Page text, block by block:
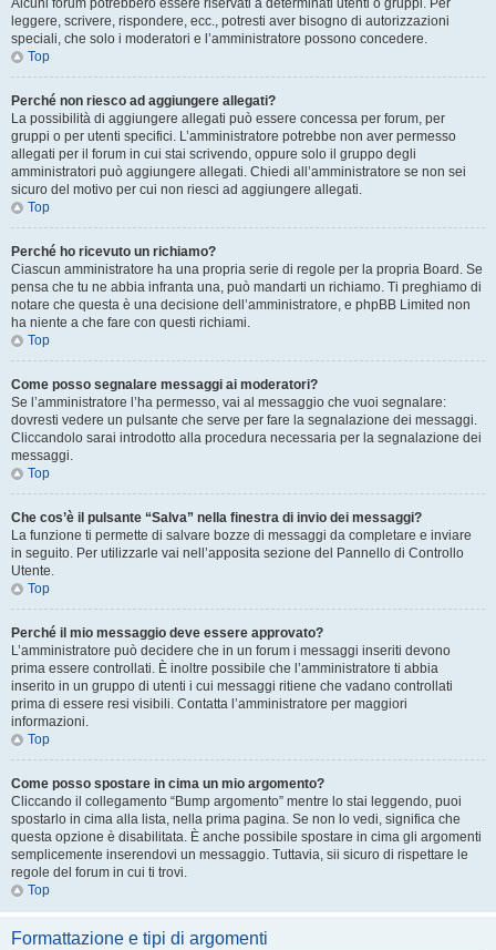
Alcuni forum potrebbero essere riservati a determinati utenti o gruppi. Per
leggere, scrivere, rispondere, ecc., potresti aver bisogno di autorizzazioni
speciali, che solo i moderatori e l’amministratore possono concedere.
Top
Perché non riesco ad aggiungere allegati?
La possibilità di aggiungere allegati può essere concessa per forum, per
gruppi o per utenti specifici. L’amministratore potrebbe non aver permesso
allegati per il forum in cui stai scrivendo, oppure solo il gruppo degli
amministratori può aggiungere allegati. Chiedi all’amministratore se non sei
sicuro del motivo per cui non riesci ad aggiungere allegati.
Top
Perché ho ricevuto un richiamo?
Ciascun amministratore ha una propria serie di regole per la propria Board. Se
pensa che tu ne abbia infranta una, può mandarti un richiamo. Ti preghiamo di
notare che questa è una decisione dell’amministratore, e phpBB Limited non
ha niente a che fare con questi richiami.
Top
Come posso segnalare messaggi ai moderatori?
Se l’amministratore l’ha permesso, vai al messaggio che vuoi segnalare:
dovresti vedere un pulsante che serve per fare la segnalazione dei messaggi.
Cliccandolo sarai introdotto alla procedura necessaria per la segnalazione dei
messaggi.
Top
Che cos’è il pulsante “Salva” nella finestra di invio dei messaggi?
La funzione ti permette di salvare bozze di messaggi da completare e inviare
in seguito. Per utilizzarle vai nell’apposita sezione del Pannello di Controllo
Utente.
Top
Perché il mio messaggio deve essere approvato?
L’amministratore può decidere che in un forum i messaggi inseriti devono
prima essere controllati. È inoltre possibile che l’amministratore ti abbia
inserito in un gruppo di utenti i cui messaggi ritiene che vadano controllati
prima di essere resi visibili. Contatta l’amministratore per maggiori
informazioni.
Top
Come posso spostare in cima un mio argomento?
Cliccando il collegamento “Bump argomento” mentre lo stai leggendo, puoi
spostarlo in cima alla lista, nella prima pagina. Se non lo vedi, significa che
questa opzione è disabilitata. È anche possibile spostare in cima gli argomenti
semplicemente inserendovi un messaggio. Tuttavia, sii sicuro di rispettare le
regole del forum in cui ti trovi.
Top
Formattazione e tipi di argomenti